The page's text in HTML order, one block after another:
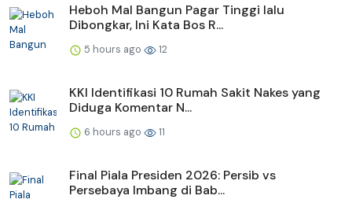
Heboh Mal Bangun Pagar Tinggi lalu
Dibongkar, Ini Kata Bos R...
5 hours ago 12
KKI Identifikasi 10 Rumah Sakit Nakes yang
Diduga Komentar N...
6 hours ago 11
Final Piala Presiden 2026: Persib vs
Persebaya Imbang di Bab...